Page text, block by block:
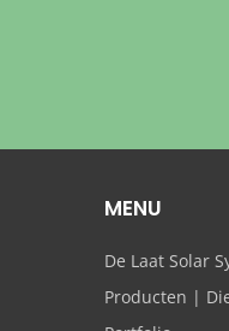
MENU
De Laat Solar
Producten |